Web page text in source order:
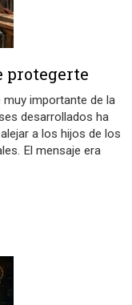
protegerte
importante de la
desarrollados ha
a los hijos de los
El mensaje era